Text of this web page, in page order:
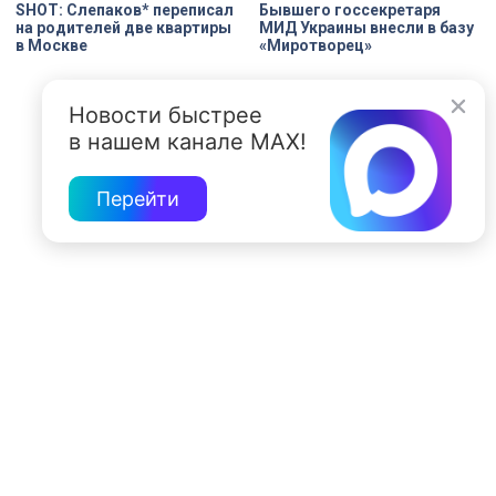
SHOT: Слепаков* переписал
на родителей две квартиры
в Москве
Бывшего госсекретаря
МИД Украины внесли в базу
«Миротворец»
Новости быстрее
в нашем канале MAX!
Перейти